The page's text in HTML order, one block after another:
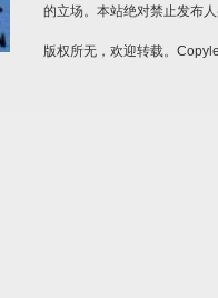
的立场。本站绝对禁止发布
版权所无，欢迎转载。